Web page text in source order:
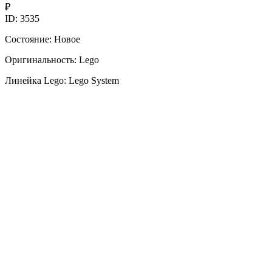
₽
ID: 3535
Состояние: Новое
Оригинальность: Lego
Линейка Lego: Lego System